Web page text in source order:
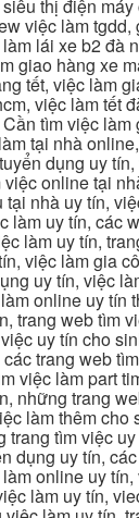
thị điện
việc làm
lái xe b2
giao hàng xe
tết, việc làm
việc làm
tìm việc
tại nhà
dụng uy
online tại
nhà uy tín,
uy tín,
làm uy tín,
việc làm gia
uy tín, việc
online uy
trang web
uy tín cho
trang web
việc làm part
những trang
làm thêm
tìm việc
dụng uy tín,
online uy
làm uy tín,